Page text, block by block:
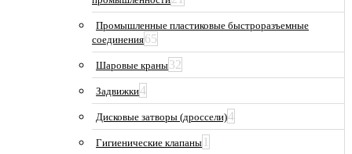
Промышленные пластиковые быстроразъемные
соединения65
Шаровые краны32
Задвижки4
Дисковые затворы (дроссели)4
Гигиенические клапаны 1